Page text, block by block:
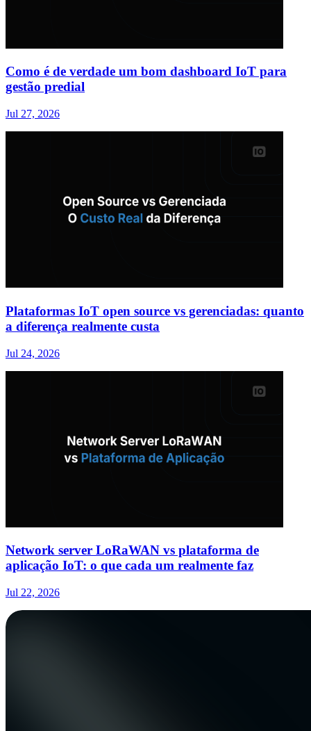
Como é de verdade um bom dashboard IoT para
gestão predial
Jul 27, 2026
Plataformas IoT open source vs gerenciadas: quanto
a diferença realmente custa
Jul 24, 2026
Network server LoRaWAN vs plataforma de
aplicação IoT: o que cada um realmente faz
Jul 22, 2026